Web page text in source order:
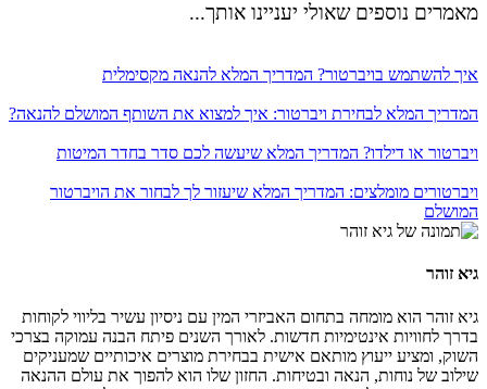
מאמרים נוספים שאולי יעניינו אותך...
איך להשתמש בויברטור? המדריך המלא להנאה מקסימלית
המדריך המלא לבחירת ויברטור: איך למצוא את השותף המושלם להנאה?
ויברטור או דילדו? המדריך המלא שיעשה לכם סדר בחדר המיטות
ויברטורים מומלצים: המדריך המלא שיעזור לך לבחור את הויברטור
המושלם
גיא זוהר
גיא זוהר הוא מומחה בתחום האביזרי המין עם ניסיון עשיר בליווי לקוחות
בדרך לחוויות אינטימיות חדשות. לאורך השנים פיתח הבנה עמוקה בצרכי
השוק, ומציע ייעוץ מותאם אישית בבחירת מוצרים איכותיים שמעניקים
שילוב של נוחות, הנאה ובטיחות. החזון שלו הוא להפוך את עולם ההנאה